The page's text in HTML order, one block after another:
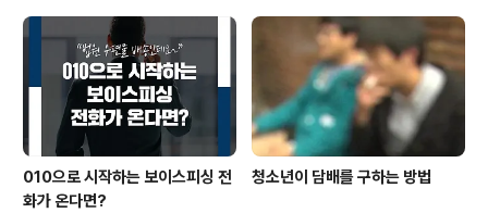
010으로 시작하는 보이스피싱 전
화가 온다면?
청소년이 담배를 구하는 방법